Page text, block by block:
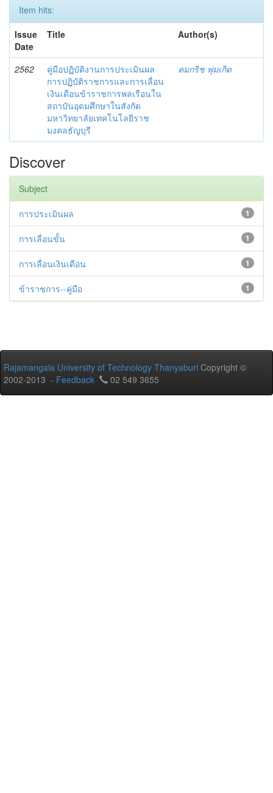
Item hits:
Issue
Date
Title Author(s)
2562
คู่มือปฏิบัติงานการประเมินผล
การปฏิบัติราชการและการเลื่อน
เงินเดือนข้าราชการพลเรือนใน
สถาบันอุดมศึกษาในสังกัด
มหาวิทยาลัยเทคโนโลยีราช
มงคลธัญบุรี
คมกริช พุ่มเกิด
Discover
Subject
1
การประเมินผล
1
การเลื่อนขั้น
1
การเลื่อนเงินเดือน
1
ข้าราชการ--คู่มือ
Rajamangala University of Technology Thanyaburi Copyright ©
2002-2013 - Feedback 02 549 3655